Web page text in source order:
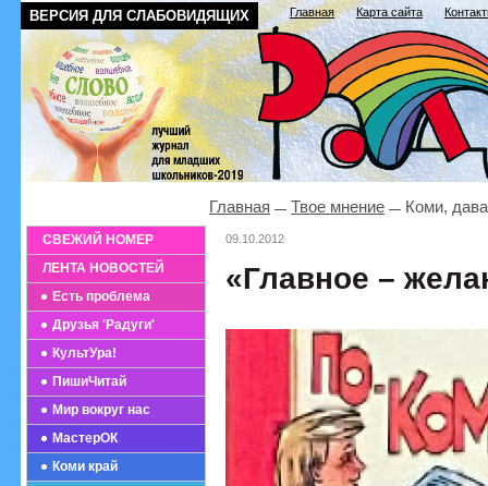
ВЕРСИЯ ДЛЯ СЛАБОВИДЯЩИХ Главная Карта сайта
СВЕЖИЙ НОМЕР
ЛЕНТА НОВОСТЕЙ
Есть проблема
Друзья 'Радуги'
КультУра!
ПишиЧитай
Мир вокруг нас
МастерОК
Коми край
Главная Твое мнение Коми,
09.10.2012
«Главное –